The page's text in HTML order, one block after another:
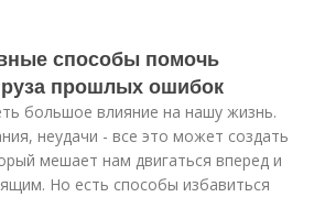
способы помочь
прошлых ошибок
большое влияние на нашу жизнь.
неудачи - все это может создать
мешает нам двигаться вперед и
Но есть способы избавиться